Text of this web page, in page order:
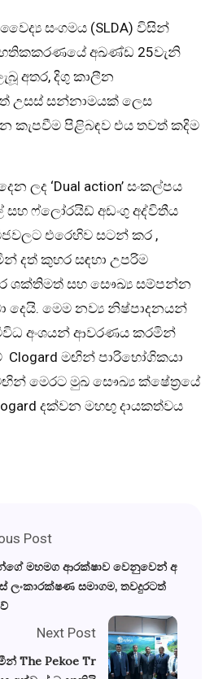
වෛද්‍ය සංගමය (SLDA) විසින්
අඛණ්ඩ 25වැනි
අතර, දිගු කාලීන
උසස් සන්නාමයක් ලෙස
කැපවීම පිළිබඳව එය තවත් කදිම
ලද ‘Dual action’ සංකල්පය
සහ ෆ්ලෝරයිඩ් අඩංගු අද්විතීය
එරෙහිව සටන් කර ,
දත් කුහර සඳහා උපරිම
ශක්තිමත් සහ සෞඛ්‍ය සම්පන්න
දෙයි. මෙම නව්‍ය නිෂ්පාදනයන්
අංශයන් ආවරණය කරමින්
Clogard මඟින් පාරිභෝගිකයා
මෙරට මුඛ සෞඛ්‍ය ක්ෂේත්‍රයේ
දක්වන මහඟු දායකත්වය
Post
මහමග ආරක්ෂාව වෙනුවෙන් අ
ලංකාරක්ෂණ සමාගම, තවදුරටත්
Next Post
The Pekoe Tr